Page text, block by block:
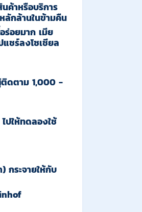
ค้าหรือบริการ
ลักล้านในข้ามคืน
ร่อยมาก เมีย
ชร์ลงโซเชียล
ดตาม 1,000 -
ปให้ทดลองใช้
กระจายให้กับ